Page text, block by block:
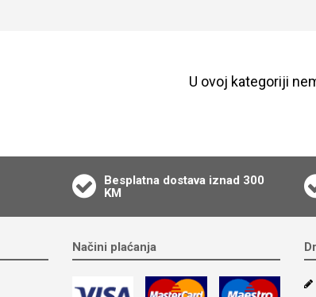
U ovoj kategoriji
Besplatna dostava iznad 300
KM
Načini plaćanja